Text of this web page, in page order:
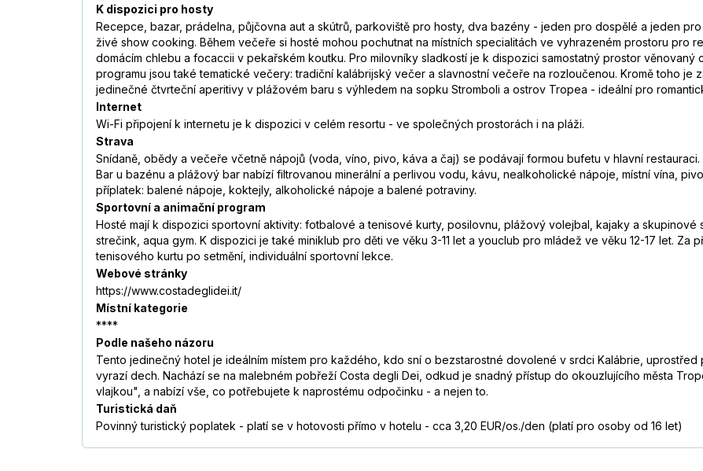
K dispozici pro hosty
Recepce, bazar, prádelna, půjčovna aut a skútrů, parkoviště pro hosty, dva bazény - jeden pro dospělé a jeden
živé show cooking. Během večeře si hosté mohou pochutnat na místních specialitách ve vyhrazeném prostoru pro
domácím chlebu a focaccii v pekařském koutku. Pro milovníky sladkostí je k dispozici samostatný prostor věnovaný
programu jsou také tematické večery: tradiční kalábrijský večer a slavnostní večeře na rozloučenou. Kromě toho je
jedinečné čtvrteční aperitivy v plážovém baru s výhledem na sopku Stromboli a ostrov Tropea - ideální pro
Internet
Wi-Fi připojení k internetu je k dispozici v celém resortu - ve společných prostorách i na pláži.
Strava
Snídaně, obědy a večeře včetně nápojů (voda, víno, pivo, káva a čaj) se podávají formou bufetu v hlavní
Bar u bazénu a plážový bar nabízí filtrovanou minerální a perlivou vodu, kávu, nealkoholické nápoje, místní vína,
příplatek: balené nápoje, koktejly, alkoholické nápoje a balené potraviny.
Sportovní a animační program
Hosté mají k dispozici sportovní aktivity: fotbalové a tenisové kurty, posilovnu, plážový volejbal, kajaky a
strečink, aqua gym. K dispozici je také miniklub pro děti ve věku 3-11 let a youclub pro mládež ve věku 12-17 let. Za
tenisového kurtu po setmění, individuální sportovní lekce.
Webové stránky
https://www.costadeglidei.it/
Místní kategorie
****
Podle našeho názoru
Tento jedinečný hotel je ideálním místem pro každého, kdo sní o bezstarostné dovolené v srdci Kalábrie,
vyrazí dech. Nachází se na malebném pobřeží Costa degli Dei, odkud je snadný přístup do okouzlujícího města
vlajkou", a nabízí vše, co potřebujete k naprostému odpočinku - a nejen to.
Turistická daň
Povinný turistický poplatek - platí se v hotovosti přímo v hotelu - cca 3,20 EUR/os./den (platí pro osoby od 16 let)